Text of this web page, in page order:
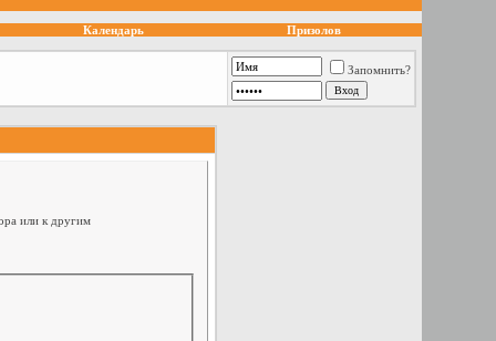
Календарь Призолов
Запомнить?
или к другим